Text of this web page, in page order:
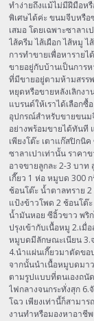
ทำง่ายถึงแม้ไม่มีฝีมือห
พิเศษได้ค่ะ ขนมจีบหรือ
เสมอ โดยเฉพาะซาลา
ไส้ครีม ไส้เผือก ไส้หมู
การทำขายเพื่อหาราย
ขายอยู่กับบ้านเป็นการ
ที่มีขายอยู่ตามห้ามสรร
หยุดหรือขายหลังเลิกง
แบรนด์ให้เราได้เลือก
อุปกรณ์สำหรับขายขนม
อย่างพร้อมขายได้ทัน
เพียงโต๊ะ เตาแก๊สปิกนิ
ซาลาเปาเท่านั้น ราคา
อาจขายลูกละ 2-3 บาท
เกี๊ยว 1 ห่อ หมูบด 300
ช้อนโต๊ะ น้ำตาลทราย
แป้งข้าวโพด 2 ช้อนโต๊
น้ำมันหอย ซีอิ้วขาว พริ
ปรุงเข้ากับเนื้อหมู 2.เมื่
หมูบดมีลักษณะเนียน 3.
4.นำแผ่นเกี๊ยวมาตัดขอ
จากนั้นนำเนื้อหมูบดมา
ตามรูปแบบที่ตนเองถนั
ไฟกลางจนกระทั่งสุก 6.
โฉว เพียงเท่านี้ก็สามา
งานทำหรือมองหาอาชี